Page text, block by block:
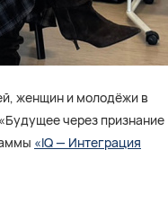
женщин и молодёжи в
через признание
«IQ — Интеграция